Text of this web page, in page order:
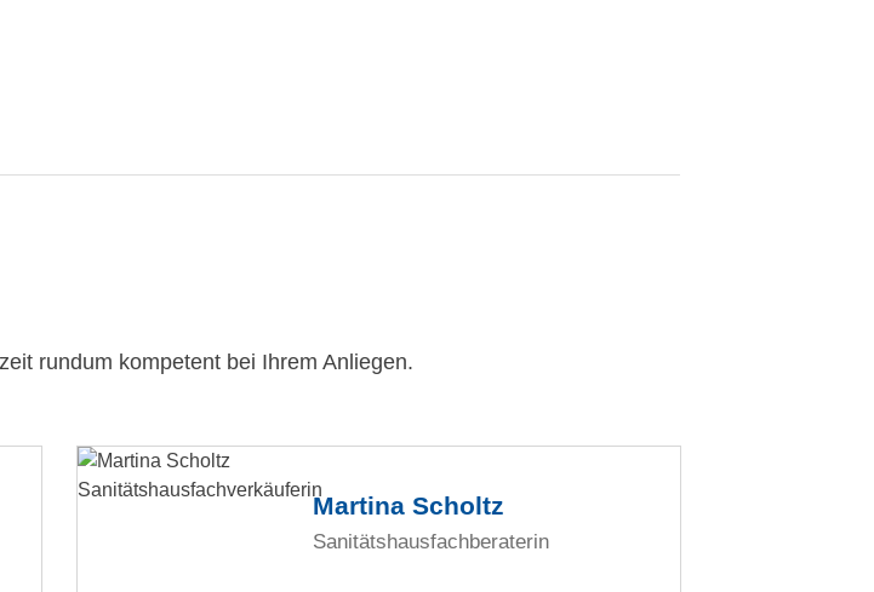
rundum kompetent bei Ihrem Anliegen.
Martina Scholtz
Sanitätshausfachberaterin